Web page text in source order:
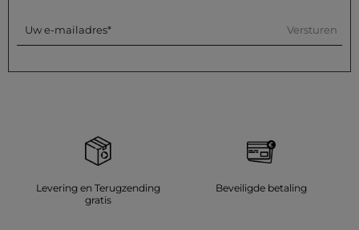
Categorie :Korte cardigans vrouw
Uw e-mailadres Versturen
Levering en Terugzending
gratis
Beveiligde betaling